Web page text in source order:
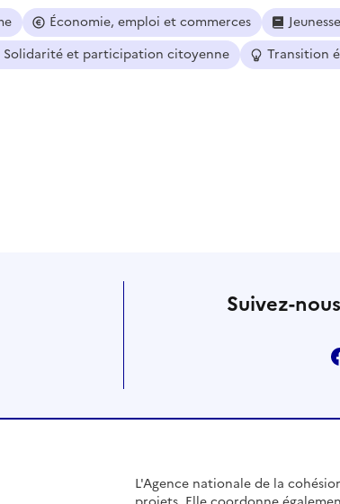
Économie, emploi et commerces
Solidarité et participation citoyenne Transition
Suivez-
L'Agence nationale de la